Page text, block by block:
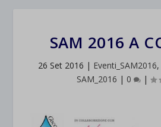
SAM 2016 A
26 Set 2016 | Eventi_SAM2016,
SAM_2016 | 0 |